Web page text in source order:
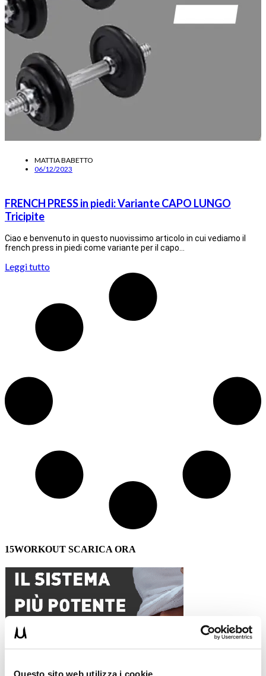
Questo sito web utilizza i cookie
MATTIA BABETTO
06/12/2023
FRENCH PRESS in piedi: Variante CAPO LUNGO
Tricipite
Ciao e benvenuto in questo nuovissimo articolo in cui vediamo il
french press in piedi come variante per il capo…
Leggi tutto
15WORKOUT SCARICA ORA